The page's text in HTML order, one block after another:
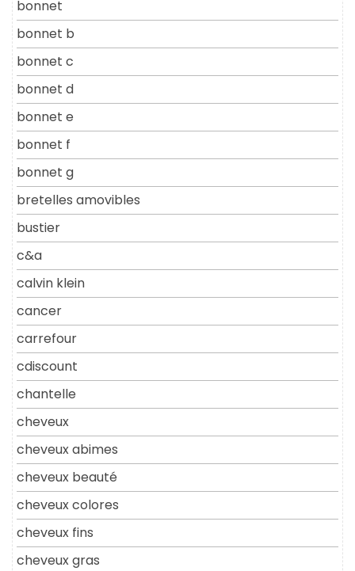
bonnet
bonnet b
bonnet c
bonnet d
bonnet e
bonnet f
bonnet g
bretelles amovibles
bustier
c&a
calvin klein
cancer
carrefour
cdiscount
chantelle
cheveux
cheveux abimes
cheveux beauté
cheveux colores
cheveux fins
cheveux gras